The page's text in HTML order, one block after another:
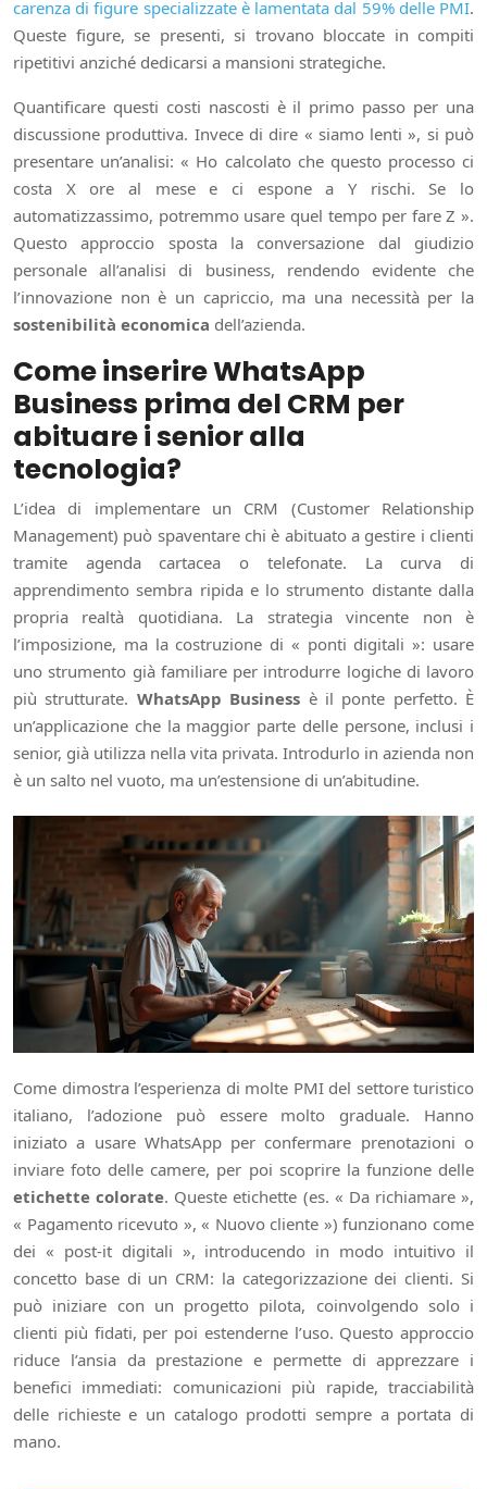
carenza di figure specializzate è lamentata dal 59% delle PMI.
Queste figure, se presenti, si trovano bloccate in compiti
ripetitivi anziché dedicarsi a mansioni strategiche.
Quantificare questi costi nascosti è il primo passo per una
discussione produttiva. Invece di dire « siamo lenti », si può
presentare un’analisi: « Ho calcolato che questo processo ci
costa X ore al mese e ci espone a Y rischi. Se lo
automatizzassimo, potremmo usare quel tempo per fare Z ».
Questo approccio sposta la conversazione dal giudizio
personale all’analisi di business, rendendo evidente che
l’innovazione non è un capriccio, ma una necessità per la
sostenibilità economica dell’azienda.
Come inserire WhatsApp
Business prima del CRM per
abituare i senior alla
tecnologia?
L’idea di implementare un CRM (Customer Relationship
Management) può spaventare chi è abituato a gestire i clienti
tramite agenda cartacea o telefonate. La curva di
apprendimento sembra ripida e lo strumento distante dalla
propria realtà quotidiana. La strategia vincente non è
l’imposizione, ma la costruzione di « ponti digitali »: usare
uno strumento già familiare per introdurre logiche di lavoro
più strutturate. WhatsApp Business è il ponte perfetto. È
un’applicazione che la maggior parte delle persone, inclusi i
senior, già utilizza nella vita privata. Introdurlo in azienda non
è un salto nel vuoto, ma un’estensione di un’abitudine.
Come dimostra l’esperienza di molte PMI del settore turistico
italiano, l’adozione può essere molto graduale. Hanno
iniziato a usare WhatsApp per confermare prenotazioni o
inviare foto delle camere, per poi scoprire la funzione delle
etichette colorate. Queste etichette (es. « Da richiamare »,
« Pagamento ricevuto », « Nuovo cliente ») funzionano come
dei « post-it digitali », introducendo in modo intuitivo il
concetto base di un CRM: la categorizzazione dei clienti. Si
può iniziare con un progetto pilota, coinvolgendo solo i
clienti più fidati, per poi estenderne l’uso. Questo approccio
riduce l’ansia da prestazione e permette di apprezzare i
benefici immediati: comunicazioni più rapide, tracciabilità
delle richieste e un catalogo prodotti sempre a portata di
mano.